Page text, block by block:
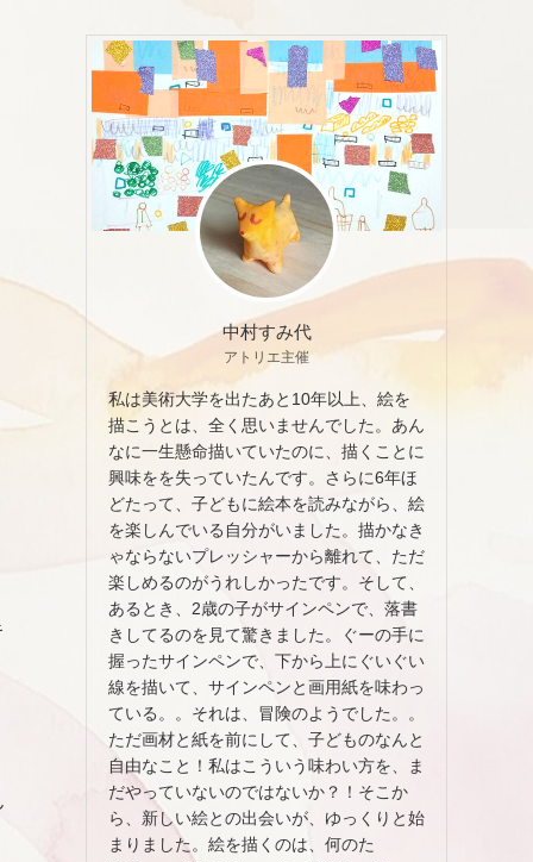
中村すみ代
アトリエ主催
私は美術大学を出たあと10年以上、絵を
描こうとは、全く思いませんでした。あん
なに一生懸命描いていたのに、描くことに
興味をを失っていたんです。さらに6年ほ
どたって、子どもに絵本を読みながら、絵
を楽しんでいる自分がいました。描かなき
ゃならないプレッシャーから離れて、ただ
楽しめるのがうれしかったです。そして、
あるとき、2歳の子がサインペンで、落書
きしてるのを見て驚きました。ぐーの手に
握ったサインペンで、下から上にぐいぐい
線を描いて、サインペンと画用紙を味わっ
ている。。それは、冒険のようでした。。
ただ画材と紙を前にして、子どものなんと
自由なこと！私はこういう味わい方を、ま
だやっていないのではないか？！そこか
ら、新しい絵との出会いが、ゆっくりと始
まりました。絵を描くのは、何のた